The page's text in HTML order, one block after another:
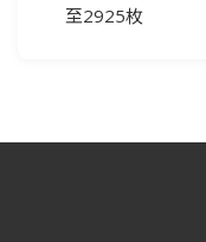
至2925枚